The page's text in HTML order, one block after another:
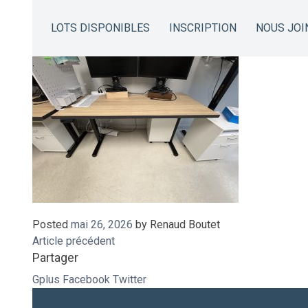
LOTS DISPONIBLES INSCRIPTION NOUS
Posted mai 26, 2026 by Renaud Boutet
Article précédent
Partager
Gplus Facebook Twitter